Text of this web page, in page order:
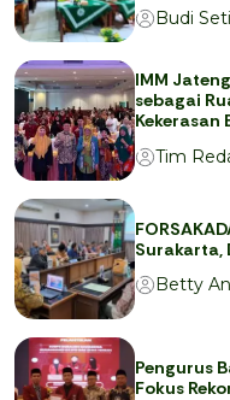
Budi
IMM
sebagai
Kekerasan
Tim
Surakarta,
Betty
Pengurus
Fokus